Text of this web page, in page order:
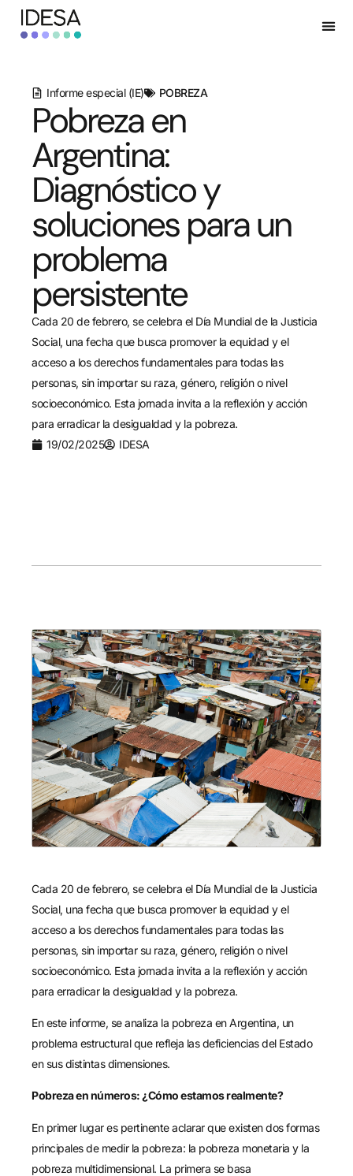
Informe especial (IE) POBREZA
Pobreza en
Argentina:
Diagnóstico y
soluciones para un
problema
persistente
Cada 20 de febrero, se celebra el Día Mundial de la Justicia
Social, una fecha que busca promover la equidad y el
acceso a los derechos fundamentales para todas las
personas, sin importar su raza, género, religión o nivel
socioeconómico. Esta jornada invita a la reflexión y acción
para erradicar la desigualdad y la pobreza.
19/02/2025
IDESA
Cada 20 de febrero, se celebra el Día Mundial de la Justicia
Social, una fecha que busca promover la equidad y el
acceso a los derechos fundamentales para todas las
personas, sin importar su raza, género, religión o nivel
socioeconómico. Esta jornada invita a la reflexión y acción
para erradicar la desigualdad y la pobreza.
En este informe, se analiza la pobreza en Argentina, un
problema estructural que refleja las deficiencias del Estado
en sus distintas dimensiones.
Pobreza en números: ¿Cómo estamos realmente?
En primer lugar es pertinente aclarar que existen dos formas
principales de medir la pobreza: la pobreza monetaria y la
pobreza multidimensional. La primera se basa